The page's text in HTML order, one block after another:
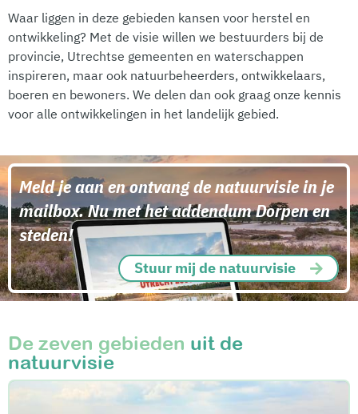
Waar liggen in deze gebieden kansen voor herstel en
ontwikkeling? Met de visie willen we bestuurders bij de
provincie, Utrechtse gemeenten en waterschappen
inspireren, maar ook natuurbeheerders, ontwikkelaars,
boeren en bewoners. We delen dan ook graag onze kennis
voor alle ontwikkelingen in het landelijk gebied.
Meld je aan en ontvang de natuurvisie in je
mailbox. Nu met het addendum Dorpen en
steden!
Stuur mij de natuurvisie
De zeven gebieden uit de
natuurvisie